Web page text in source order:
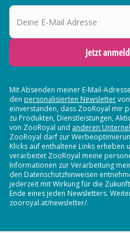
Deine E-Mail Adresse
Jetzt
Mit Absenden meiner E-Mail-
den personalisierten Newsletter
einverstanden, dass ZooRoyal mir
zu Produkten, Dienstleistungen,
von ZooRoyal und anderen
ZooRoyal darf zur
Klicks auf enthaltene Links erheben
verarbeitet ZooRoyal meine
Informationen zur Verarbeitung
den Datenschutzhinweisen
jederzeit mit Wirkung für die
Ende eines jeden Newsletters.
zooroyal.at/newsletter/.